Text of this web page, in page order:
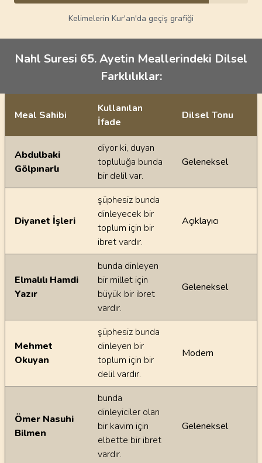
Kelimelerin Kur'an'da geçiş grafiği
Nahl Suresi 65. Ayetin Meallerindeki Dilsel
Farklılıklar:
Ayetin meallerindeki dilsel farklılıklar
Meal Sahibi
Kullanılan
İfade
Dilsel Tonu
Abdulbaki
Gölpınarlı
diyor ki, duyan
topluluğa bunda
bir delil var.
Geleneksel
Diyanet İşleri
şüphesiz bunda
dinleyecek bir
toplum için bir
ibret vardır.
Açıklayıcı
Elmalılı Hamdi
Yazır
bunda dinleyen
bir millet için
büyük bir ibret
vardır.
Geleneksel
Mehmet
Okuyan
şüphesiz bunda
dinleyen bir
toplum için bir
delil vardır.
Modern
Ömer Nasuhi
Bilmen
bunda
dinleyiciler olan
bir kavim için
elbette bir ibret
vardır.
Geleneksel